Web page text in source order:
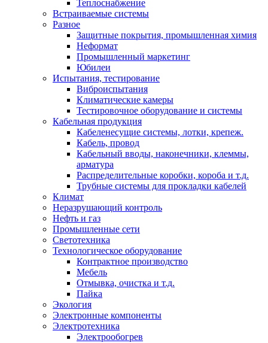
Теплоснабжение
Встраиваемые системы
Разное
Защитные покрытия, промышленная химия
Неформат
Промышленный маркетинг
Юбилеи
Испытания, тестирование
Виброиспытания
Климатические камеры
Тестировочное оборудование и системы
Кабельная продукция
Кабеленесущие системы, лотки, крепеж.
Кабель, провод
Кабельный вводы, наконечники, клеммы,
арматура
Распределительные коробки, короба и т.д.
Трубные системы для прокладки кабелей
Климат
Неразрушающий контроль
Нефть и газ
Промышленные сети
Светотехника
Технологическое оборудование
Контрактное производство
Мебель
Отмывка, очистка и т.д.
Пайка
Экология
Электронные компоненты
Электротехника
Электрообогрев